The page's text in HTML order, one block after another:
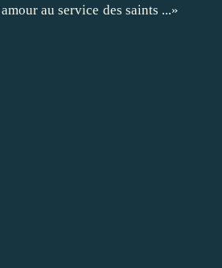
au service des saints ...»